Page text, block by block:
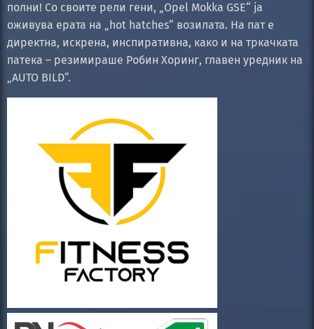
полни! Со своите рели гени, „Opel Mokka GSE“ ја
оживува ерата на „hot hatches“ возилата. На пат е
директна, искрена, инспиративна, како и на тркачката
патека – резимираше Робин Хоринг, главен уредник на
„AUTO BILD“.